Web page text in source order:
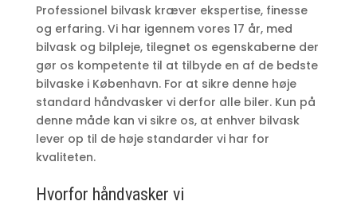
Professionel bilvask kræver ekspertise, finesse
og erfaring. Vi har igennem vores 17 år, med
bilvask og bilpleje, tilegnet os egenskaberne der
gør os kompetente til at tilbyde en af de bedste
bilvaske i København. For at sikre denne høje
standard håndvasker vi derfor alle biler. Kun på
denne måde kan vi sikre os, at enhver bilvask
lever op til de høje standarder vi har for
kvaliteten.
Hvorfor håndvasker vi